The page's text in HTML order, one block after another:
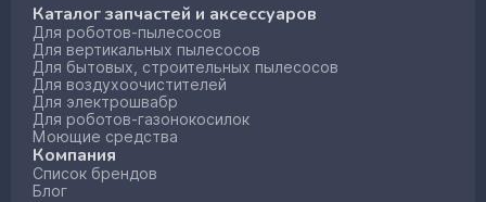
Каталог запчастей и аксессуаров
Для роботов-пылесосов
Для вертикальных пылесосов
Для бытовых, строительных пылесосов
Для воздухоочистителей
Для электрошвабр
Для роботов-газонокосилок
Моющие средства
Компания
Список брендов
Блог